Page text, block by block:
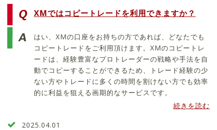
XMではコピートレードを利用できますか？
はい、XMの口座をお持ちの方であれば、どなたでも
コピートレードをご利用頂けます。XMのコピートレ
ードは、経験豊富なプロトレーダーの戦略や手法を自
動でコピーすることができるため、トレード経験の少
ない方やトレードに多くの時間を割けない方でも効率
的に利益を狙える画期的なサービスです。
続きを読む
2025.04.01